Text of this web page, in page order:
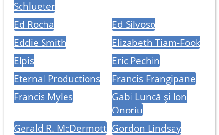
Schlueter
Ed Rocha
Ed Silvoso
Eddie Smith
Elizabeth Tiam-Fook
Elpis
Eric Pechin
Eternal Productions
Francis Frangipane
Francis Myles
Gabi Luncă și Ion
Onoriu
Gerald R. McDermott Gordon Lindsay